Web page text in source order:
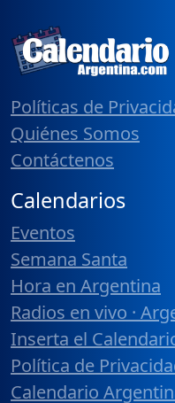
Políticas de
Quiénes Somos
Contáctenos
Calendarios
Eventos
Semana Santa
Hora en Argentina
Radios en vivo ·
Inserta el
Política de
Calendario